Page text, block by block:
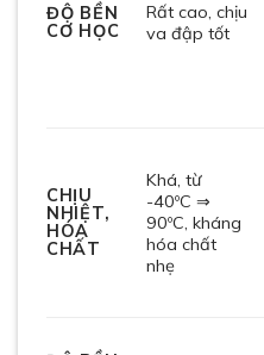
ĐỘ BỀN
CƠ HỌC
Rất cao, chịu
va đập tốt
CHỊU
NHIỆT,
HÓA
CHẤT
Khá, từ
-40ºC ⇒
90ºC, kháng
hóa chất
nhẹ